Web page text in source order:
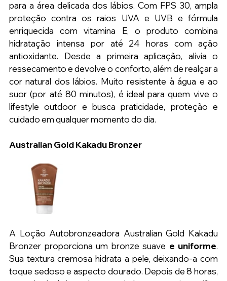
para a área delicada dos lábios. Com FPS 30, ampla
proteção contra os raios UVA e UVB e fórmula
enriquecida com vitamina E, o produto combina
hidratação intensa por até 24 horas com ação
antioxidante. Desde a primeira aplicação, alivia o
ressecamento e devolve o conforto, além de realçar a
cor natural dos lábios. Muito resistente à água e ao
suor (por até 80 minutos), é ideal para quem vive o
lifestyle outdoor e busca praticidade, proteção e
cuidado em qualquer momento do dia.
Australian Gold Kakadu Bronzer
A Loção Autobronzeadora Australian Gold Kakadu
Bronzer proporciona um bronze suave e uniforme.
Sua textura cremosa hidrata a pele, deixando-a com
toque sedoso e aspecto dourado. Depois de 8 horas,